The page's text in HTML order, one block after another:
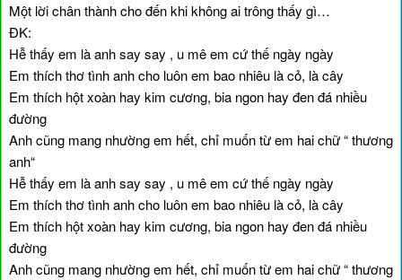
Một lời chân thành cho đến khi không ai trông thấy gì…
ĐK:
Hễ thấy em là anh say say , u mê em cứ thế ngày ngày
Em thích thơ tình anh cho luôn em bao nhiêu là cỏ, là cây
Em thích hột xoàn hay kim cương, bia ngon hay đen đá nhiều
đường
Anh cũng mang nhường em hết, chỉ muốn từ em hai chữ “ thương
anh“
Hễ thấy em là anh say say , u mê em cứ thế ngày ngày
Em thích thơ tình anh cho luôn em bao nhiêu là cỏ, là cây
Em thích hột xoàn hay kim cương, bia ngon hay đen đá nhiều
đường
Anh cũng mang nhường em hết, chỉ muốn từ em hai chữ “ thương